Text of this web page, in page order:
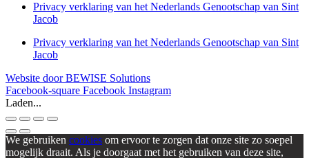
Privacy verklaring van het Nederlands Genootschap van Sint
Jacob
Privacy verklaring van het Nederlands Genootschap van Sint
Jacob
Website door BEWISE Solutions
Facebook-square Facebook Instagram
Laden...
We gebruiken cookies om ervoor te zorgen dat onze site zo soepel
mogelijk draait. Als je doorgaat met het gebruiken van deze site,